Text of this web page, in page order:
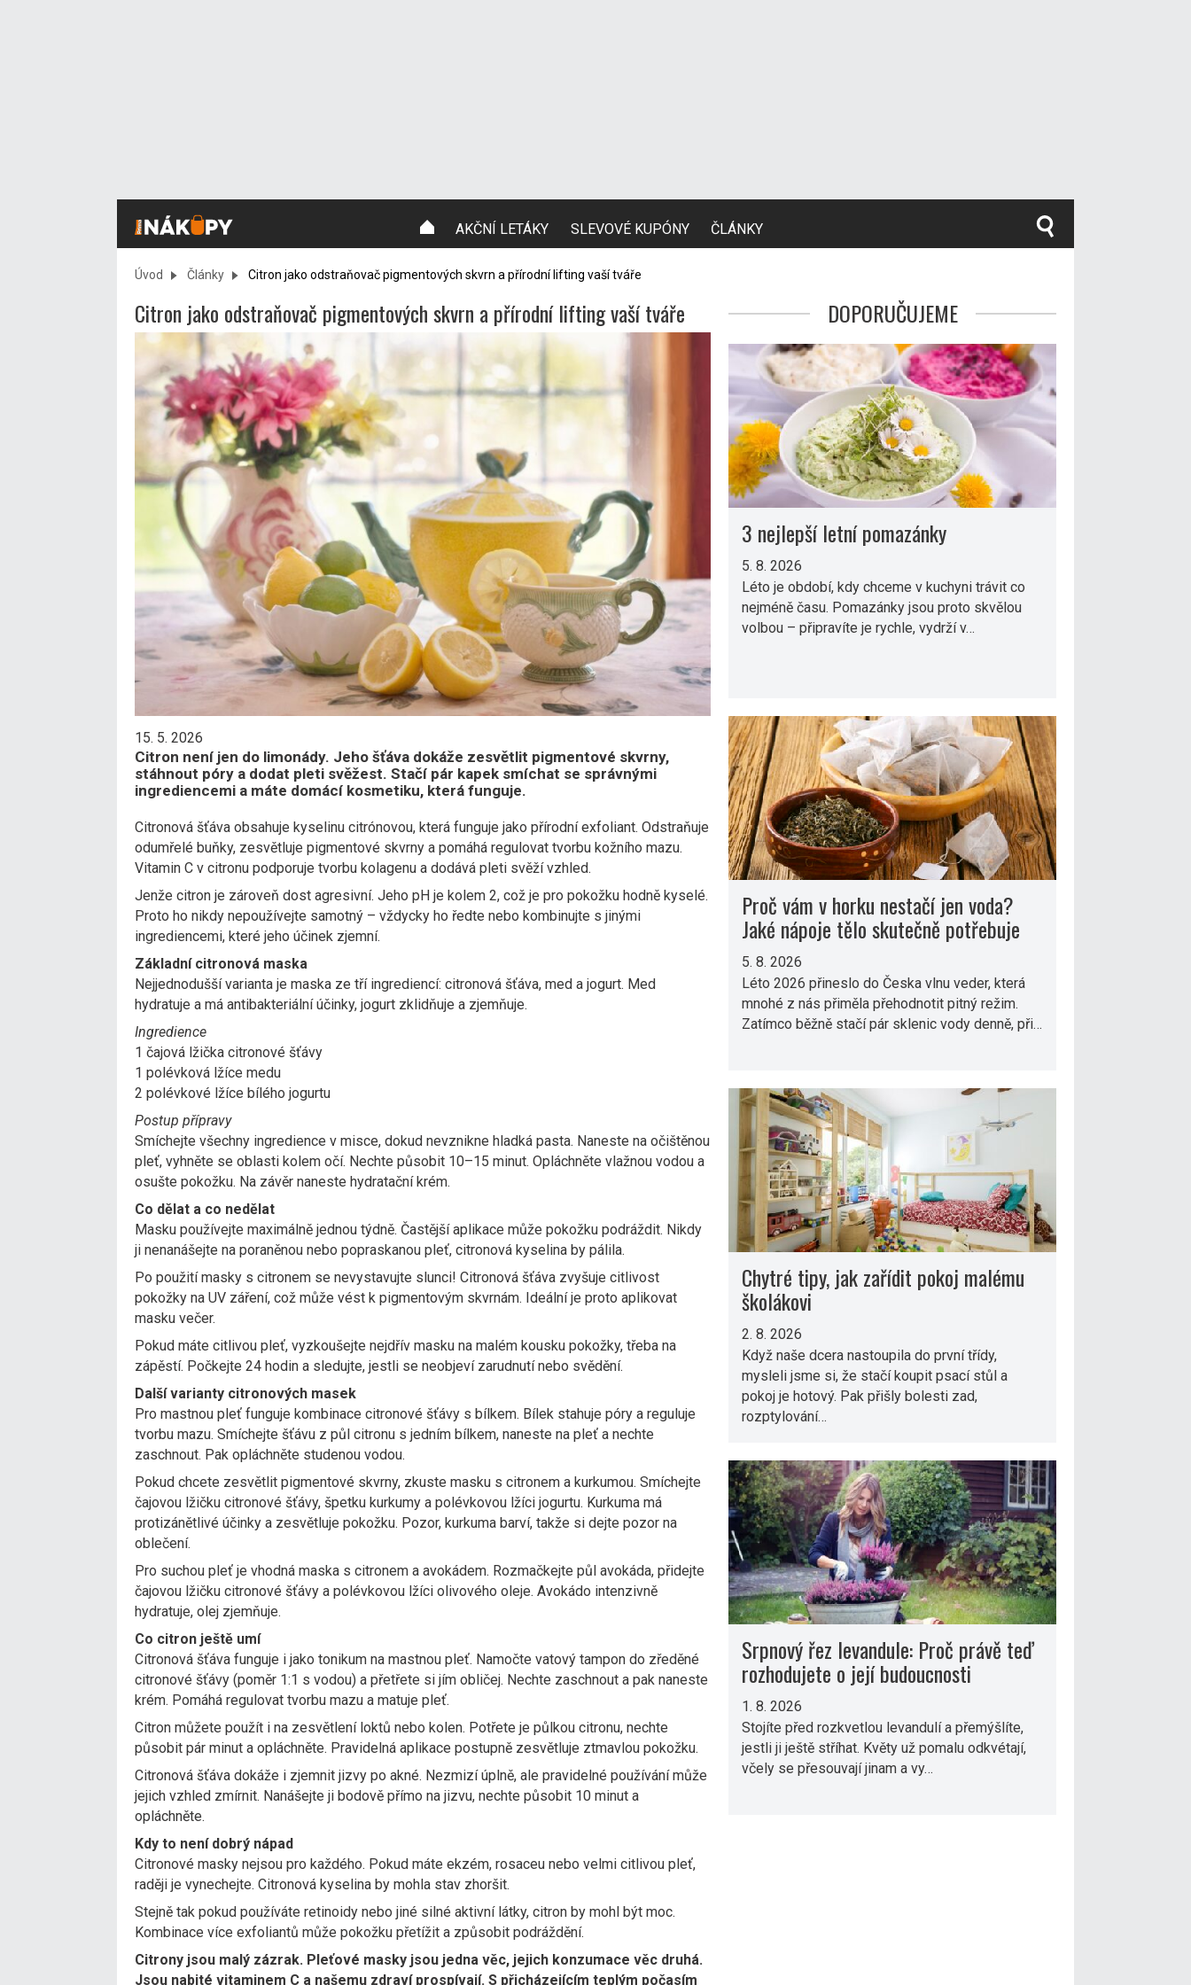
AKČNÍ LETÁKY SLEVOVÉ KUPÓNY ČLÁNKY
Úvod Články Citron jako odstraňovač pigmentových skvrn a přírodní lifting vaší tváře
Citron jako odstraňovač pigmentových skvrn a přírodní lifting vaší tváře
15. 5. 2026
Citron není jen do limonády. Jeho šťáva dokáže zesvětlit pigmentové skvrny,
stáhnout póry a dodat pleti svěžest. Stačí pár kapek smíchat se správnými
ingrediencemi a máte domácí kosmetiku, která funguje.
Citronová šťáva obsahuje kyselinu citrónovou, která funguje jako přírodní exfoliant. Odstraňuje
odumřelé buňky, zesvětluje pigmentové skvrny a pomáhá regulovat tvorbu kožního mazu.
Vitamin C v citronu podporuje tvorbu kolagenu a dodává pleti svěží vzhled.
Jenže citron je zároveň dost agresivní. Jeho pH je kolem 2, což je pro pokožku hodně kyselé.
Proto ho nikdy nepoužívejte samotný – vždycky ho ředte nebo kombinujte s jinými
ingrediencemi, které jeho účinek zjemní.
Základní citronová maska
Nejjednodušší varianta je maska ze tří ingrediencí: citronová šťáva, med a jogurt. Med
hydratuje a má antibakteriální účinky, jogurt zklidňuje a zjemňuje.
Ingredience
1 čajová lžička citronové šťávy
1 polévková lžíce medu
2 polévkové lžíce bílého jogurtu
Postup přípravy
Smíchejte všechny ingredience v misce, dokud nevznikne hladká pasta. Naneste na očištěnou
pleť, vyhněte se oblasti kolem očí. Nechte působit 10–15 minut. Opláchněte vlažnou vodou a
osušte pokožku. Na závěr naneste hydratační krém.
Co dělat a co nedělat
Masku používejte maximálně jednou týdně. Častější aplikace může pokožku podráždit. Nikdy
ji nenanášejte na poraněnou nebo popraskanou pleť, citronová kyselina by pálila.
Po použití masky s citronem se nevystavujte slunci! Citronová šťáva zvyšuje citlivost
pokožky na UV záření, což může vést k pigmentovým skvrnám. Ideální je proto aplikovat
masku večer.
Pokud máte citlivou pleť, vyzkoušejte nejdřív masku na malém kousku pokožky, třeba na
zápěstí. Počkejte 24 hodin a sledujte, jestli se neobjeví zarudnutí nebo svědění.
Další varianty citronových masek
Pro mastnou pleť funguje kombinace citronové šťávy s bílkem. Bílek stahuje póry a reguluje
tvorbu mazu. Smíchejte šťávu z půl citronu s jedním bílkem, naneste na pleť a nechte
zaschnout. Pak opláchněte studenou vodou.
Pokud chcete zesvětlit pigmentové skvrny, zkuste masku s citronem a kurkumou. Smíchejte
čajovou lžičku citronové šťávy, špetku kurkumy a polévkovou lžíci jogurtu. Kurkuma má
protizánětlivé účinky a zesvětluje pokožku. Pozor, kurkuma barví, takže si dejte pozor na
oblečení.
Pro suchou pleť je vhodná maska s citronem a avokádem. Rozmačkejte půl avokáda, přidejte
čajovou lžičku citronové šťávy a polévkovou lžíci olivového oleje. Avokádo intenzivně
hydratuje, olej zjemňuje.
Co citron ještě umí
Citronová šťáva funguje i jako tonikum na mastnou pleť. Namočte vatový tampon do zředěné
citronové šťávy (poměr 1:1 s vodou) a přetřete si jím obličej. Nechte zaschnout a pak naneste
krém. Pomáhá regulovat tvorbu mazu a matuje pleť.
Citron můžete použít i na zesvětlení loktů nebo kolen. Potřete je půlkou citronu, nechte
působit pár minut a opláchněte. Pravidelná aplikace postupně zesvětluje ztmavlou pokožku.
Citronová šťáva dokáže i zjemnit jizvy po akné. Nezmizí úplně, ale pravidelné používání může
jejich vzhled zmírnit. Nanášejte ji bodově přímo na jizvu, nechte působit 10 minut a
opláchněte.
Kdy to není dobrý nápad
Citronové masky nejsou pro každého. Pokud máte ekzém, rosaceu nebo velmi citlivou pleť,
raději je vynechejte. Citronová kyselina by mohla stav zhoršit.
Stejně tak pokud používáte retinoidy nebo jiné silné aktivní látky, citron by mohl být moc.
Kombinace více exfoliantů může pokožku přetížit a způsobit podráždění.
Citrony jsou malý zázrak. Pleťové masky jsou jedna věc, jejich konzumace věc druhá.
Jsou nabité vitaminem C a našemu zdraví prospívají. S přicházejícím teplým počasím
DOPORUČUJEME
3 nejlepší letní pomazánky
5. 8. 2026
Léto je období, kdy chceme v kuchyni trávit co
nejméně času. Pomazánky jsou proto skvělou
volbou – připravíte je rychle, vydrží v…
Proč vám v horku nestačí jen voda?
Jaké nápoje tělo skutečně potřebuje
5. 8. 2026
Léto 2026 přineslo do Česka vlnu veder, která
mnohé z nás přiměla přehodnotit pitný režim.
Zatímco běžně stačí pár sklenic vody denně, při…
Chytré tipy, jak zařídit pokoj malému
školákovi
2. 8. 2026
Když naše dcera nastoupila do první třídy,
mysleli jsme si, že stačí koupit psací stůl a
pokoj je hotový. Pak přišly bolesti zad,
rozptylování…
Srpnový řez levandule: Proč právě teď
rozhodujete o její budoucnosti
1. 8. 2026
Stojíte před rozkvetlou levandulí a přemýšlíte,
jestli ji ještě stříhat. Květy už pomalu odkvétají,
včely se přesouvají jinam a vy…